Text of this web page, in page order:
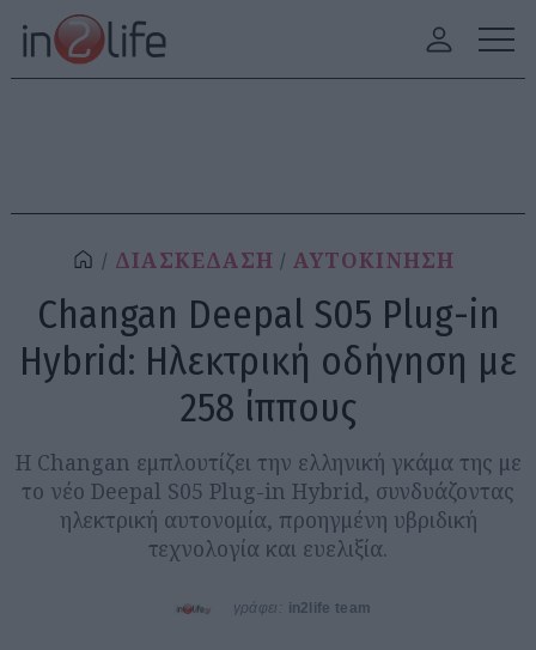
ΔΙΑΣΚΕΔΑΣΗ ΑΥΤΟΚΙΝΗΣΗ
Changan Deepal S05 Plug-in
Hybrid: Ηλεκτρική οδήγηση με
258 ίππους
Η Changan εμπλουτίζει την ελληνική γκάμα της με
το νέο Deepal S05 Plug-in Hybrid, συνδυάζοντας
ηλεκτρική αυτονομία, προηγμένη υβριδική
τεχνολογία και ευελιξία.
γράφει: in2life team